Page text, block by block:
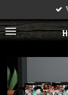
Hauptinhalt
springen